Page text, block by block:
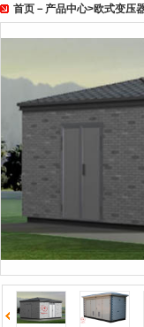
首页 － 产品中心>欧式变压